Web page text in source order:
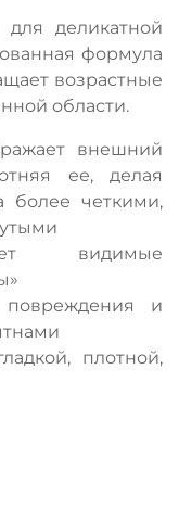
деликатной
формула
возрастные
области.
внешний
ее, делая
четкими,
видимые
повреждения и
плотной,